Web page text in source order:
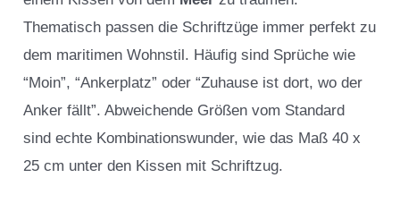
Thematisch passen die Schriftzüge immer perfekt zu
dem maritimen Wohnstil. Häufig sind Sprüche wie
“Moin”, “Ankerplatz” oder “Zuhause ist dort, wo der
Anker fällt”. Abweichende Größen vom Standard
sind echte Kombinationswunder, wie das Maß 40 x
25 cm unter den Kissen mit Schriftzug.